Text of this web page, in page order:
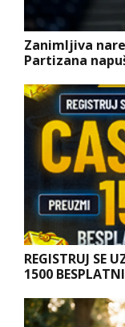
Zanimljiva
Partizana
REGISTRUJ SE
1500